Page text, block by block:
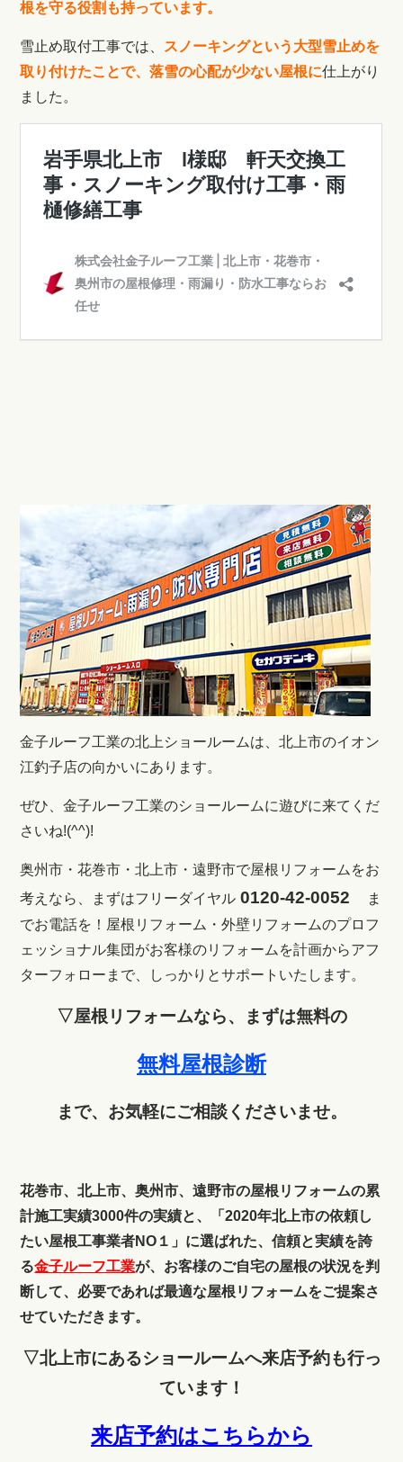
根を守る役割も持っています。
雪止め取付工事では、 スノーキングという大型雪止めを
取り付けたことで、落雪の心配が少ない屋根に仕上がり
ました。
金子ルーフ工業の北上ショールームは、北上市のイオン
江釣子店の向かいにあります。
ぜひ、金子ルーフ工業のショールームに遊びに来てくだ
さいね!(^^)!
奥州市・花巻市・北上市・遠野市で屋根リフォームをお
考えなら、まずはフリーダイヤル 0120-42-0052
ま
でお電話を！ 屋根リフォーム・外壁リフォームのプロフ
ェッショナル集団がお客様のリフォームを計画からアフ
ターフォローまで、しっかりとサポートいたします。
▽屋根リフォームなら、まずは無料の
無料屋根診断
まで、お気軽にご相談くださいませ。
花巻市、北上市、奥州市、遠野市の屋根リフォームの累
計施工実績3000件の実績と、「2020年北上市の依頼し
たい屋根工事業者NO１」に選ばれた、信頼と実績を誇
る金子ルーフ工業が、お客様のご自宅の屋根の状況を判
断して、必要であれば最適な屋根リフォームをご提案さ
せていただきます。
▽北上市にあるショールームへ来店予約も行っ
ています！
来店予約はこちらから